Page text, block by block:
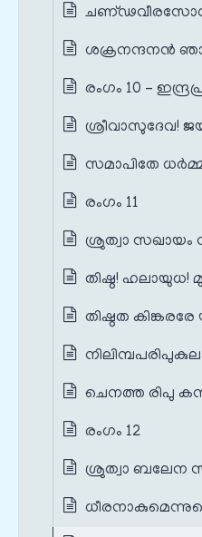
ശക്രനന്ദനൻ
രംഗം 10 –
ശ്രീവാസുദേവ!
സമാപിതേ
രംഗം 11
ശ്രുത്വാ സഖായം
തിഷ്ഠ! ഹലായുധ!
തിഷ്ഠത കിങ്കരരേ
ചെനത്ത രിപു
രംഗം 12
ശ്രുത്വാ ബലേന